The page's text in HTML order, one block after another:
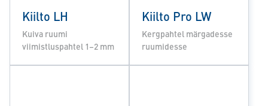
Kiilto LH
Kuiva ruumi
viimistluspahtel 1–2 mm
Kiilto Pro LW
Kergpahtel märgadesse
ruumidesse